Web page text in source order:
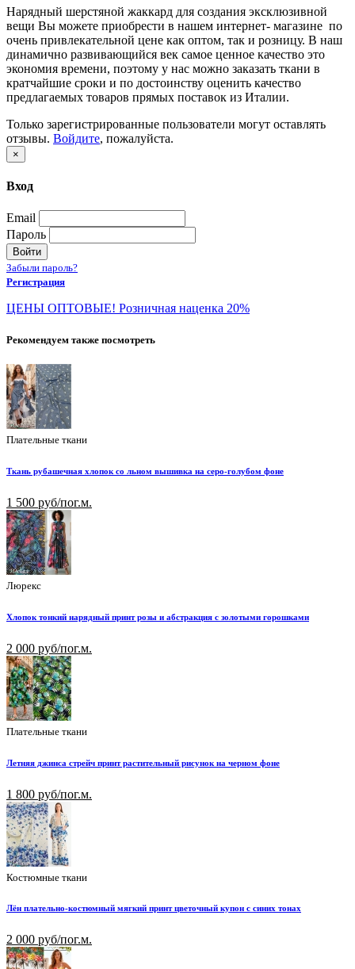
Нарядный шерстяной жаккард для создания эксклюзивной
вещи Вы можете приобрести в нашем интернет- магазине по
очень привлекательной цене как оптом, так и розницу. В наш
динамично развивающийся век самое ценное качество это
экономия времени, поэтому у нас можно заказать ткани в
кратчайшие сроки и по достоинству оценить качество
предлагаемых товаров прямых поставок из Италии.
Только зарегистрированные пользователи могут оставлять
отзывы. Войдите, пожалуйста.
×
Вход
Email
Пароль
Войти
Забыли пароль?
Регистрация
ЦЕНЫ ОПТОВЫЕ! Розничная наценка 20%
Рекомендуем также посмотреть
Плательные ткани
Ткань рубашечная хлопок со льном вышивка на серо-голубом фоне
1 500 руб/пог.м.
Люрекс
Хлопок тонкий нарядный принт розы и абстракция с золотыми горошками
2 000 руб/пог.м.
Плательные ткани
Летняя джинса стрейч принт растительный рисунок на черном фоне
1 800 руб/пог.м.
Костюмные ткани
Лён плательно-костюмный мягкий принт цветочный купон с синих тонах
2 000 руб/пог.м.